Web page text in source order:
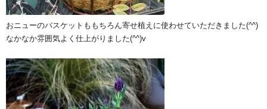
おニューのバスケットももちろん寄せ植えに使わせていただきました(^^)
なかなか雰囲気よく仕上がりました(^^)v